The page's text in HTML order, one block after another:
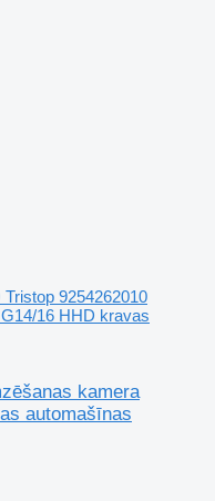
Tristop 9254262010
16 HHD kravas
kamera
automašīnas